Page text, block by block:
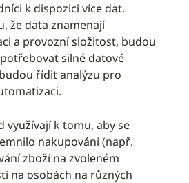
k dispozici více dat.
že data znamenají
a provozní složitost, budou
silné datové
řídit analýzu pro
využívají k tomu, aby se
nakupování (např.
zboží na zvoleném
na osobách na různých